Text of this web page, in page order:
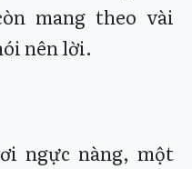
mang theo vài
nên lời.
ngực nàng, một